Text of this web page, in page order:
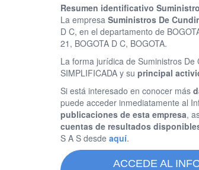
Resumen identificativo
La empresa Suministros De
D C, en el departamento de
21, BOGOTA D C, BOGOTA.
La forma jurídica de Suministros De
SIMPLIFICADA y su principal
Si está interesado en conocer más
puede acceder inmediatamente al
publicaciones de esta empresa,
cuentas de resultados
S A S desde aquí.
ACCEDE AL